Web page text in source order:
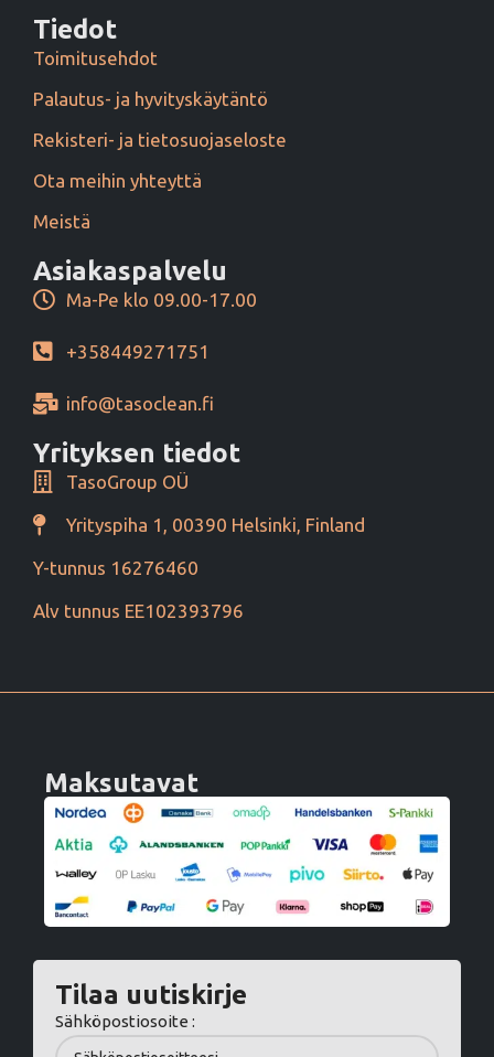
Tiedot
Toimitusehdot
Palautus- ja hyvityskäytäntö
Rekisteri- ja tietosuojaseloste
Ota meihin yhteyttä
Meistä
Asiakaspalvelu
Ma-Pe klo 09.00-17.00
+358449271751
info@tasoclean.fi
Yrityksen tiedot
TasoGroup OÜ
Yrityspiha 1, 00390 Helsinki, Finland
Y-tunnus 16276460
Alv tunnus EE102393796
Maksutavat
Tilaa uutiskirje
Sähköpostiosoite :